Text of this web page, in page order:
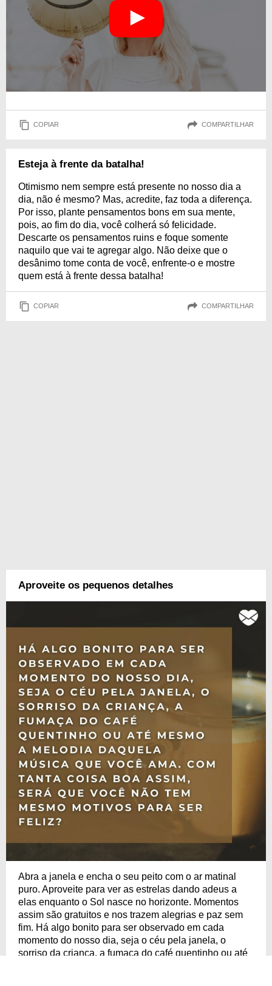
COPIAR COMPARTILHAR
Esteja à frente da batalha!
Otimismo nem sempre está presente no nosso dia a
dia, não é mesmo? Mas, acredite, faz toda a diferença.
Por isso, plante pensamentos bons em sua mente,
pois, ao fim do dia, você colherá só felicidade.
Descarte os pensamentos ruins e foque somente
naquilo que vai te agregar algo. Não deixe que o
desânimo tome conta de você, enfrente-o e mostre
quem está à frente dessa batalha!
COPIAR COMPARTILHAR
Aproveite os pequenos detalhes
Abra a janela e encha o seu peito com o ar matinal
puro. Aproveite para ver as estrelas dando adeus a
elas enquanto o Sol nasce no horizonte. Momentos
assim são gratuitos e nos trazem alegrias e paz sem
fim. Há algo bonito para ser observado em cada
momento do nosso dia, seja o céu pela janela, o
sorriso da criança, a fumaça do café quentinho ou até